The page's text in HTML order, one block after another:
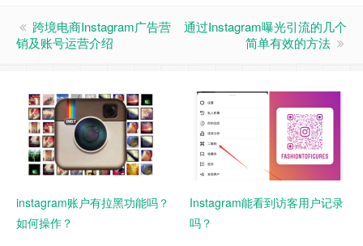
跨境电商Instagram广告营
销及账号运营介绍
通过Instagram曝光引流的几个
简单有效的方法
instagram账户有拉黑功能吗？
如何操作？
Instagram能看到访客用户记录
吗？